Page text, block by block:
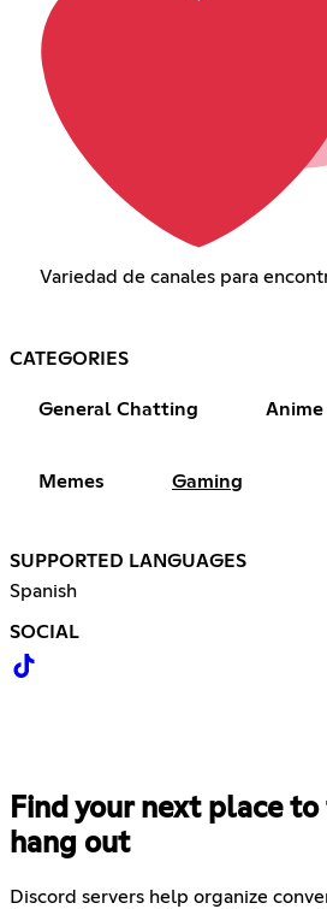
Variedad de canales para
CATEGORIES
General Chatting Anime
Memes Gaming
SUPPORTED LANGUAGES
Spanish
SOCIAL
Find your next place
hang out
Discord servers help organize